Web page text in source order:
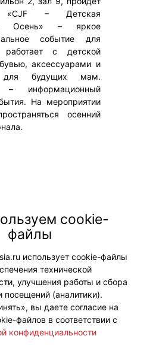
«CJF – Детская
Осень» – яркое
событие для
с детской
аксессуарами и
для будущих мам.
– информационный
На мероприятии
осенний
лицензионного рынка",
2009-2026 12+
cookie-
файлы
использует cookie-файлы
технической
улучшения работы и сбора
посещений (аналитики).
вы даете согласие на
файлов в соответствии с
конфиденциальности